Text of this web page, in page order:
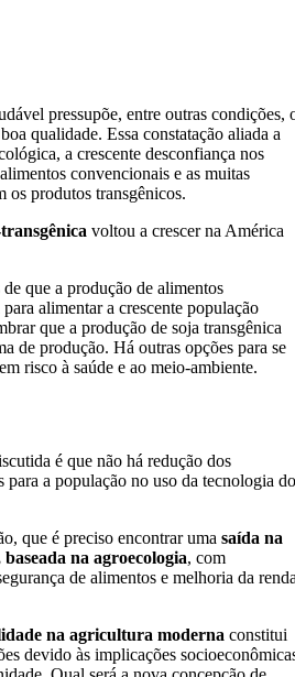
pressupõe, entre outras condições,
qualidade. Essa constatação aliada a
a crescente desconfiança nos
convencionais e as muitas
os produtos transgênicos.
voltou a crescer na América
que a produção de alimentos
alimentar a crescente população
que a produção de soja transgênica
de produção. Há outras opções para se
risco à saúde e ao meio-ambiente.
é que não há redução dos
para a população no uso da tecnologia
que é preciso encontrar uma saída na
na agroecologia, com
de alimentos e melhoria da
na agricultura moderna constitui
devido às implicações